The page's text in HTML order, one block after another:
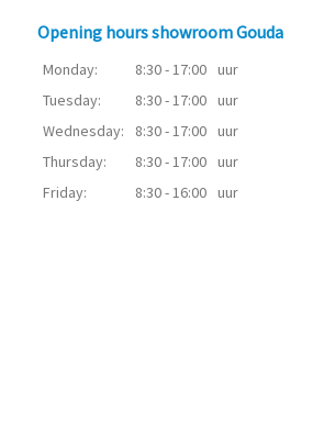
Opening hours showroom Gouda
Monday: 8:30 - 17:00 uur
Tuesday:
8:30 - 17:00 uur
Wednesday:
8:30 - 17:00 uur
Thursday:
8:30 - 17:00 uur
Friday:
8:30 - 16:00 uur